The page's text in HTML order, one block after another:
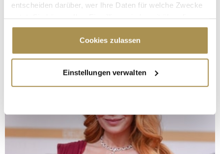
entscheiden darüber, wer Ihre Daten für welche Zwecke
Cookie-Erklärung oder durch Klicken auf das Privacy
Trigger Symbol ändern oder widerrufen
Informationen über Ihre geografische Lage
erfassen, welche bis auf einige Meter genau sein
bestimmten Merkmalen (Fingerprinting) identifizieren
Erfahren Sie mehr darüber, wie Ihre persönlichen Daten
verarbeitet werden, und legen Sie Ihre Präferenzen im
Cookies zulassen
Einstellungen verwalten